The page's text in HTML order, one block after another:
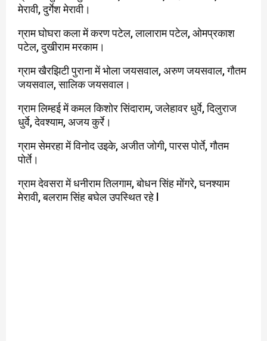
मेरावी, दुर्गेश मेरावी।
ग्राम घोघरा कला में करण पटेल, लालाराम पटेल, ओमप्रकाश
पटेल, दुखीराम मरकाम।
ग्राम खैरझिटी पुराना में भोला जयसवाल, अरुण जयसवाल, गौतम
जयसवाल, सालिक जयसवाल।
ग्राम लिम्हई में कमल किशोर सिंदाराम, जलेहावर धुर्वे, दिलुराज
धुर्वे, देवश्याम, अजय कुर्रे।
ग्राम सेमरहा में विनोद उइके, अजीत जोगी, पारस पोर्ते, गौतम
पोर्ते।
ग्राम देवसरा में धनीराम तिलगाम, बोधन सिंह मोंगरे, घनश्याम
मेरावी, बलराम सिंह बघेल उपस्थित रहे l